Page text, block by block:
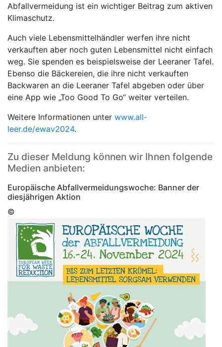
Abfallvermeidung ist ein wichtiger Beitrag zum aktiven
Klimaschutz.
Auch viele Lebensmittelhändler werfen ihre nicht
verkauften aber noch guten Lebensmittel nicht einfach
weg. Sie spenden es beispielsweise der Leeraner Tafel.
Ebenso die Bäckereien, die ihre nicht verkauften
Backwaren an die Leeraner Tafel abgeben oder über
eine App wie „Too Good To Go“ weiter verteilen.
Weitere Informationen unter www.all-
leer.de/ewav2024.
Zu dieser Meldung können wir Ihnen folgende
Medien anbieten:
Europäische Abfallvermeidungswoche: Banner der
diesjährigen Aktion
©